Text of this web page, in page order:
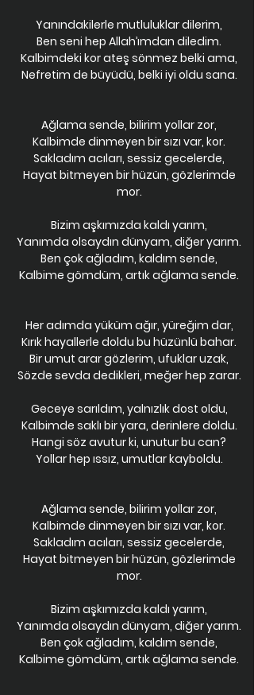
Yanındakilerle mutluluklar dilerim,
Ben seni hep Allah’ımdan diledim.
Kalbimdeki kor ateş sönmez belki ama,
Nefretim de büyüdü, belki iyi oldu sana.
Ağlama sende, bilirim yollar zor,
Kalbimde dinmeyen bir sızı var, kor.
Sakladım acıları, sessiz gecelerde,
Hayat bitmeyen bir hüzün, gözlerimde
mor.
Bizim aşkımızda kaldı yarım,
Yanımda olsaydın dünyam, diğer yarım.
Ben çok ağladım, kaldım sende,
Kalbime gömdüm, artık ağlama sende.
Her adımda yüküm ağır, yüreğim dar,
Kırık hayallerle doldu bu hüzünlü bahar.
Bir umut arar gözlerim, ufuklar uzak,
Sözde sevda dedikleri, meğer hep zarar.
Geceye sarıldım, yalnızlık dost oldu,
Kalbimde saklı bir yara, derinlere doldu.
Hangi söz avutur ki, unutur bu can?
Yollar hep ıssız, umutlar kayboldu.
Ağlama sende, bilirim yollar zor,
Kalbimde dinmeyen bir sızı var, kor.
Sakladım acıları, sessiz gecelerde,
Hayat bitmeyen bir hüzün, gözlerimde
mor.
Bizim aşkımızda kaldı yarım,
Yanımda olsaydın dünyam, diğer yarım.
Ben çok ağladım, kaldım sende,
Kalbime gömdüm, artık ağlama sende.